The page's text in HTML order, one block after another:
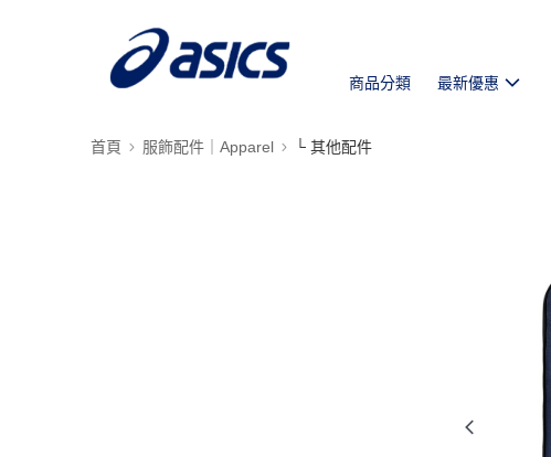
商品分類 最新優惠
首頁 服飾配件｜Apparel └ 其他配件